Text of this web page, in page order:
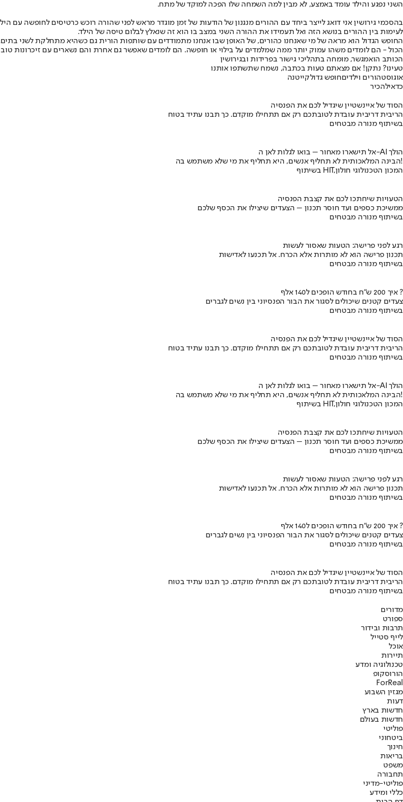
השני נפגע והילד עומד באמצע, לא מבין למה השמחה שלו הפכה למוקד של מתח.
בהסכמי גירושין אני דואג לייצר ביחד עם ההורים מנגנון של הודעות של זמן מוגדר מראש לפני שהורה רוכש כרטיסים לחופשה עם
לעימות בין ההורים בנושא הזה ואל תעמידו את ההורה השני במצב בו הוא זה שנאלץ לבלום טיסה של הילד.
החופש הגדול הוא מראה של מי שאנחנו כהורים, של האופן שבו אנחנו מתמודדים עם שותפות הורית גם כשהיא מתחלקת לשני
הכול - הם לומדים משהו עמוק יותר ממה שמלמדים על בילוי או חופשה. הם לומדים שאפשר גם אחרת והם נשארים עם זיכרונות
הכותב הואמגשר, מומחה בתהליכי גישור בפרידות ובגירושין
טעינו? נתקן! אם מצאתם טעות בכתבה, נשמח שתשתפו אותנו
אוגוסטהורים וילדיםחופש גדולקייטנה
כדאילהכיר
הסוד של איינשטיין שיגדיל לכם את הפנסיה
הריבית דריבית עובדת לטובתכם רק אם תתחילו מוקדם. כך תבנו עתיד בטוח
בשיתוף מנורה מבטחים
אל תישארו מאחור – בואו לגלות לאן ה-AI הולך
הבינה המלאכותית לא תחליף אנשים, היא תחליף את מי שלא משתמש בה!
בשיתוף HIT,המכון הטכנולוגי חולון
הטעויות שיחתכו לכם את קצבת הפנסיה
ממשיכת כספים ועד חוסר תכנון – הצעדים שיצילו את הכסף שלכם
בשיתוף מנורה מבטחים
רגע לפני פרישה: הטעות שאסור לעשות
תכנון פרישה הוא לא מותרות אלא הכרח. אל תכנעו לאדישות
בשיתוף מנורה מבטחים
איך 200 ש"ח בחודש הופכים ל140 אלף ?
צעדים קטנים שיכולים לסגור את הבור הפנסיוני בין נשים לגברים
בשיתוף מנורה מבטחים
הסוד של איינשטיין שיגדיל לכם את הפנסיה
הריבית דריבית עובדת לטובתכם רק אם תתחילו מוקדם. כך תבנו עתיד בטוח
בשיתוף מנורה מבטחים
אל תישארו מאחור – בואו לגלות לאן ה-AI הולך
הבינה המלאכותית לא תחליף אנשים, היא תחליף את מי שלא משתמש בה!
בשיתוף HIT,המכון הטכנולוגי חולון
הטעויות שיחתכו לכם את קצבת הפנסיה
ממשיכת כספים ועד חוסר תכנון – הצעדים שיצילו את הכסף שלכם
בשיתוף מנורה מבטחים
רגע לפני פרישה: הטעות שאסור לעשות
תכנון פרישה הוא לא מותרות אלא הכרח. אל תכנעו לאדישות
בשיתוף מנורה מבטחים
איך 200 ש"ח בחודש הופכים ל140 אלף ?
צעדים קטנים שיכולים לסגור את הבור הפנסיוני בין נשים לגברים
בשיתוף מנורה מבטחים
הסוד של איינשטיין שיגדיל לכם את הפנסיה
הריבית דריבית עובדת לטובתכם רק אם תתחילו מוקדם. כך תבנו עתיד בטוח
בשיתוף מנורה מבטחים
מדורים
ספורט
תרבות ובידור
לייף סטייל
אוכל
תיירות
טכנולוגיה ומדע
הורוסקופ
ForReal
מגזין השבוע
דעות
חדשות בארץ
חדשות בעולם
פוליטי
ביטחוני
חינוך
בריאות
משפט
תחבורה
פוליטי-מדיני
כללי ומידע